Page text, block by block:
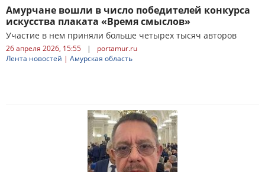
Амурчане вошли в число победителей конкурса
искусства плаката «Время смыслов»
Участие в нем приняли больше четырех тысяч авторов
26 апреля 2026, 15:55 |
portamur.ru
Лента новостей | Амурская область